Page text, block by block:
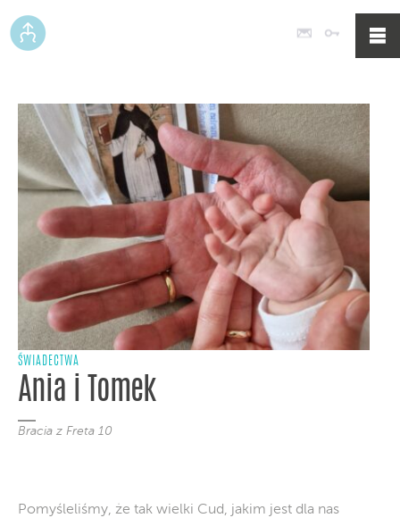
Poczta
ŚWIADECTWA
Ania i Tomek
Bracia z Freta 10
Pomyśleliśmy, że tak wielki Cud, jakim jest dla nas